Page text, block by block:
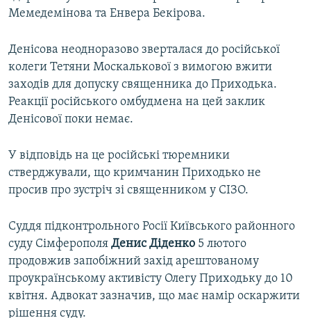
Мемедемінова та Енвера Бекірова.
Денісова неодноразово зверталася до російської
колеги Тетяни Москалькової з вимогою вжити
заходів для допуску священника до Приходька.
Реакції російського омбудмена на цей заклик
Денісової поки немає.
У відповідь на це російські тюремники
стверджували, що кримчанин Приходько не
просив про зустріч зі священником у СІЗО.
Суддя підконтрольного Росії Київського районного
суду Сімферополя Денис Діденко 5 лютого
продовжив запобіжний захід арештованому
проукраїнському активісту Олегу Приходьку до 10
квітня. Адвокат зазначив, що має намір оскаржити
рішення суду.